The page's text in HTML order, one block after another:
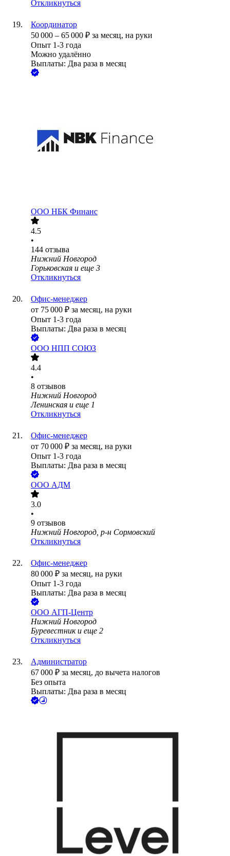
Откликнуться
Координатор
50 000 – 65 000 ₽ за месяц, на руки
Опыт 1-3 года
Можно удалённо
Выплаты: Два раза в месяц
ООО НБК Финанс
4.5
•
144 отзыва
Нижний Новгород
Горьковская и еще 3
Откликнуться
Офис-менеджер
от 75 000 ₽ за месяц, на руки
Опыт 1-3 года
Выплаты: Два раза в месяц
ООО НПП СОЮЗ
4.4
•
8 отзывов
Нижний Новгород
Ленинская и еще 1
Откликнуться
Офис-менеджер
от 70 000 ₽ за месяц, на руки
Опыт 1-3 года
Выплаты: Два раза в месяц
ООО АДМ
3.0
•
9 отзывов
Нижний Новгород, р-н Сормовский
Откликнуться
Офис-менеджер
80 000 ₽ за месяц, на руки
Опыт 1-3 года
Выплаты: Два раза в месяц
ООО АГП-Центр
Нижний Новгород
Буревестник и еще 2
Откликнуться
Администратор
67 000 ₽ за месяц, до вычета налогов
Без опыта
Выплаты: Два раза в месяц